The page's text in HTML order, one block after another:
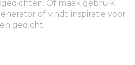
Of maak gebruik
of vindt inspiratie voor
gedicht.